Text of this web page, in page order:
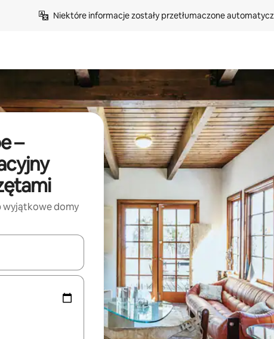
Niektóre informacje zostały przetłumaczone
–
wyjątkowe domy
poruszać się po nich za pomocą klawiszy strzałek w górę i w